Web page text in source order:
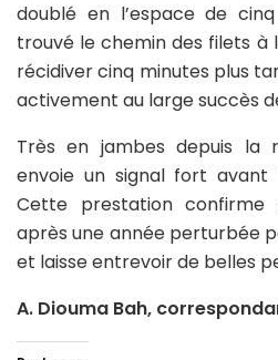
doublé en l’espace de
trouvé le chemin des filets
récidiver cinq minutes plus
activement au large succès
Très en jambes depuis la
envoie un signal fort avant
Cette prestation
après une année perturbée
et laisse entrevoir de belles
A. Diouma Bah,